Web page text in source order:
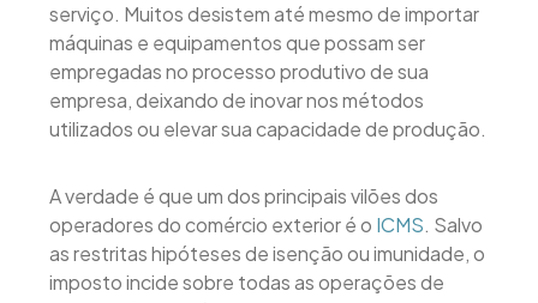
serviço. Muitos desistem até mesmo de importar
máquinas e equipamentos que possam ser
empregadas no processo produtivo de sua
empresa, deixando de inovar nos métodos
utilizados ou elevar sua capacidade de produção.
A verdade é que um dos principais vilões dos
operadores do comércio exterior é o ICMS. Salvo
as restritas hipóteses de isenção ou imunidade, o
imposto incide sobre todas as operações de